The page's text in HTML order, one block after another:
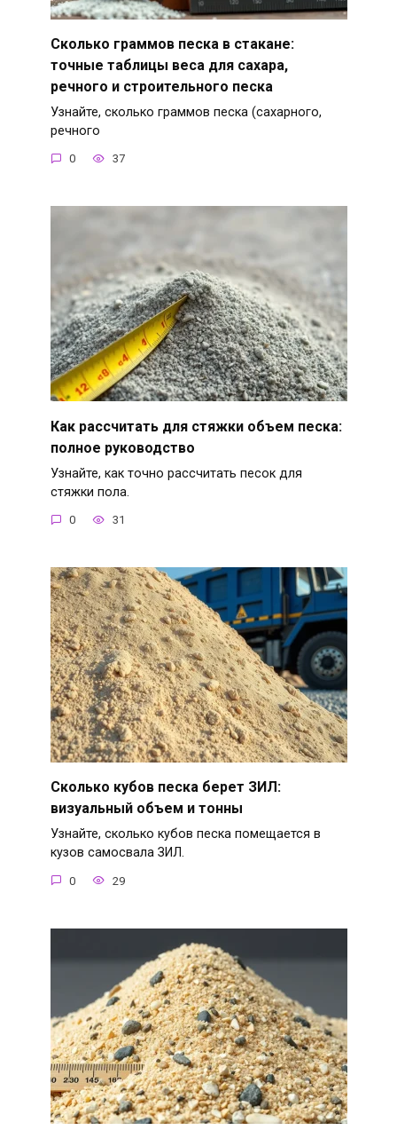
Сколько граммов песка в стакане:
точные таблицы веса для сахара,
речного и строительного песка
Узнайте, сколько граммов песка (сахарного,
речного
0 37
Как рассчитать для стяжки объем песка:
полное руководство
Узнайте, как точно рассчитать песок для
стяжки пола.
0 31
Сколько кубов песка берет ЗИЛ:
визуальный объем и тонны
Узнайте, сколько кубов песка помещается в
кузов самосвала ЗИЛ.
0 29